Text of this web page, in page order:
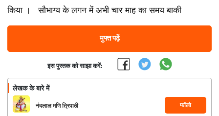
किया । सौभाग्य के लगन में अभी चार माह का समय बाकी
मुफ्त पढ़ें
इस पुस्तक को साझा करें:
लेखक के बारे में
नंदलाल मणि त्रिपाठी फॉलो